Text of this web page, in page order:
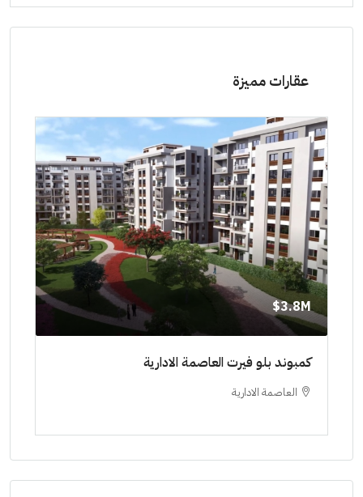
عقارات مميزة
3.8M$
كمبوند بلو فيرت العاصمة الادارية
العاصمة الادارية